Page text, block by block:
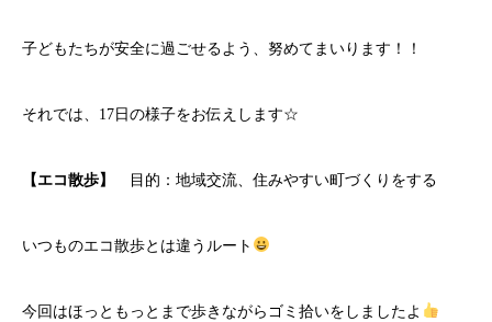
子どもたちが安全に過ごせるよう、努めてまいります！！
それでは、17日の様子をお伝えします☆
【エコ散歩】 目的：地域交流、住みやすい町づくりをする
いつものエコ散歩とは違うルート
今回はほっともっとまで歩きながらゴミ拾いをしましたよ